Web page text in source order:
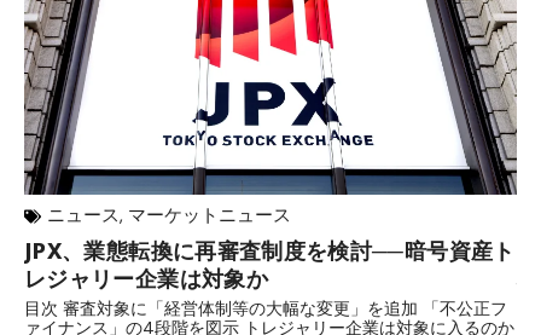
ニュース, マーケットニュース
JPX、業態転換に再審査制度を検討──暗号資産ト
レジャリー企業は対象か
目次 審査対象に「経営体制等の大幅な変更」を追加 「不公正フ
ァイナンス」の4段階を図示 トレジャリー企業は対象に入るのか